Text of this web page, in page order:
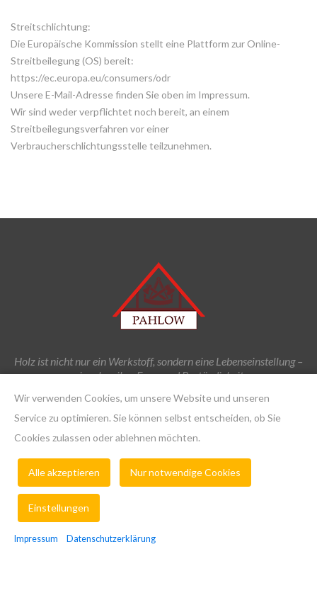
Wir verwenden Cookies, um unsere Website und unseren
Service zu optimieren. Sie können selbst entscheiden, ob Sie
Cookies zulassen oder ablehnen möchten.
Alle akzeptieren Nur notwendige Cookies
Einstellungen
Impressum Datenschutzerklärung
Cookie-Einstellungen ändern
Streitschlichtung:
Die Europäische Kommission stellt eine Plattform zur Online-
Streitbeilegung (OS) bereit:
https://ec.europa.eu/consumers/odr
Unsere E-Mail-Adresse finden Sie oben im Impressum.
Wir sind weder verpflichtet noch bereit, an einem
Streitbeilegungsverfahren vor einer
Verbraucherschlichtungsstelle teilzunehmen.
Holz ist nicht nur ein Werkstoff, sondern eine Lebenseinstellung –
wir geben ihm Form und Beständigkeit.
Anschrift
Am Weinberg 7 | 15754 Heidesee
OT Gussow
info@zimmerei-pahlow.de
033763 221744